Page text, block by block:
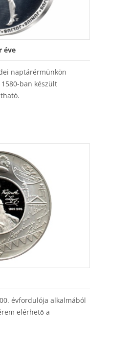
éve
naptárérmünkön
ban készült
évfordulója alkalmából
elérhető a